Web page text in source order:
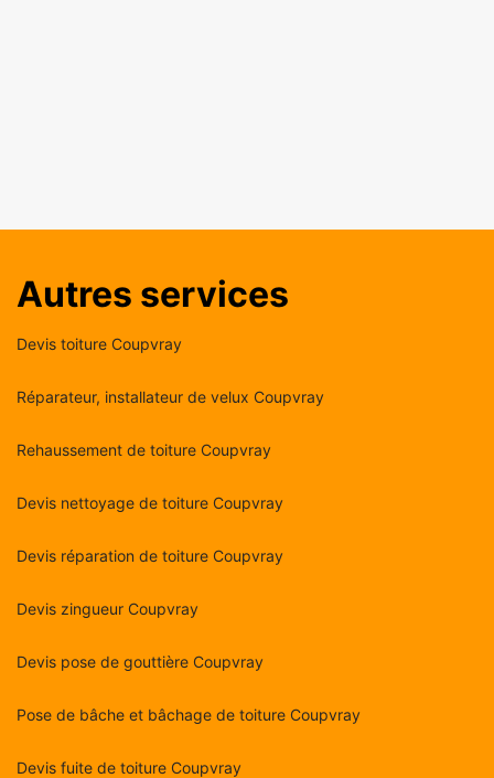
Autres services
Devis toiture Coupvray
Réparateur, installateur de velux Coupvray
Rehaussement de toiture Coupvray
Devis nettoyage de toiture Coupvray
Devis réparation de toiture Coupvray
Devis zingueur Coupvray
Devis pose de gouttière Coupvray
Pose de bâche et bâchage de toiture Coupvray
Devis fuite de toiture Coupvray